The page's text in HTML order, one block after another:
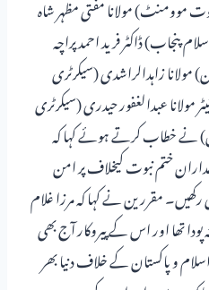
موومنٹ) مولانا مفتی مظہر شاہ
پنجاب) ڈاکٹر فرید احمد پراچہ
زاہدالراشدی (سیکرٹری
عبدالغفور حیدری (سیکرٹری
نے خطاب کرتے ہوئے کہا کہ
ختم نبوت کیخلاف پر امن
مقررین نے کہا کہ مرزا غلام
پودا تھا اور اس کے پیروکار آج بھی
و پاکستان کے خلاف دنیا بھر